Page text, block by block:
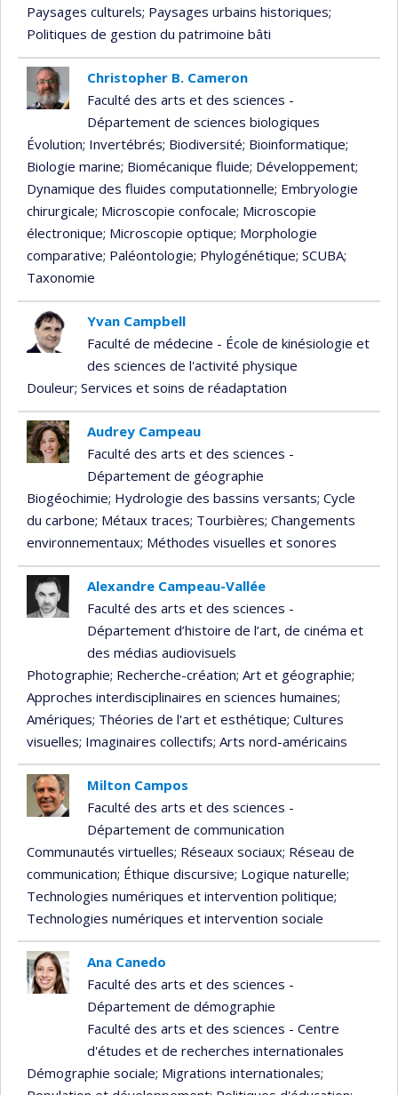
Paysages culturels; Paysages urbains historiques;
Politiques de gestion du patrimoine bâti
Christopher B. Cameron
Faculté des arts et des sciences -
Département de sciences biologiques
Évolution; Invertébrés; Biodiversité; Bioinformatique;
Biologie marine; Biomécanique fluide; Développement;
Dynamique des fluides computationnelle; Embryologie
chirurgicale; Microscopie confocale; Microscopie
électronique; Microscopie optique; Morphologie
comparative; Paléontologie; Phylogénétique; SCUBA;
Taxonomie
Yvan Campbell
Faculté de médecine - École de kinésiologie et
des sciences de l'activité physique
Douleur; Services et soins de réadaptation
Audrey Campeau
Faculté des arts et des sciences -
Département de géographie
Biogéochimie; Hydrologie des bassins versants; Cycle
du carbone; Métaux traces; Tourbières; Changements
environnementaux; Méthodes visuelles et sonores
Alexandre Campeau-Vallée
Faculté des arts et des sciences -
Département d’histoire de l’art, de cinéma et
des médias audiovisuels
Photographie; Recherche-création; Art et géographie;
Approches interdisciplinaires en sciences humaines;
Amériques; Théories de l'art et esthétique; Cultures
visuelles; Imaginaires collectifs; Arts nord-américains
Milton Campos
Faculté des arts et des sciences -
Département de communication
Communautés virtuelles; Réseaux sociaux; Réseau de
communication; Éthique discursive; Logique naturelle;
Technologies numériques et intervention politique;
Technologies numériques et intervention sociale
Ana Canedo
Faculté des arts et des sciences -
Département de démographie
Faculté des arts et des sciences - Centre
d'études et de recherches internationales
Démographie sociale; Migrations internationales;